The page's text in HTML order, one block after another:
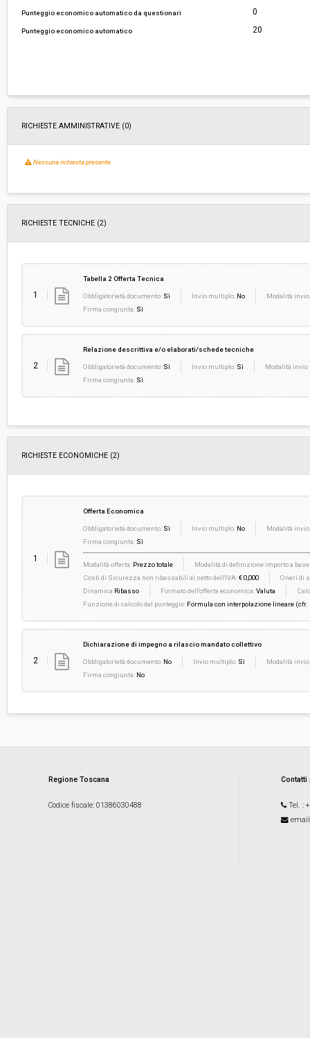
Punteggio economico automatico da questionari 0
Punteggio economico automatico 20
RICHIESTE AMMINISTRATIVE (0)
Nessuna richiesta presente
RICHIESTE TECNICHE (2)
1
Tabella 2 Offerta Tecnica
Obbligatorietà documento: Sì Invio multiplo: No
Modalità
Firma congiunta: Sì
2
Relazione descrittiva e/o elaborati/schede tecniche
Obbligatorietà documento: Sì Invio multiplo: Sì
Modalità invio
Firma congiunta: Sì
RICHIESTE ECONOMICHE (2)
1
Offerta Economica
Obbligatorietà documento: Sì Invio multiplo: No
Modalità
Firma congiunta: Sì
Modalità offerta: Prezzo totale
Modalità di definizione importo a base
Costi di Sicurezza non ribassabili al netto dell'IVA:€ 0,000
Oneri di
Dinamica Ribasso Formato dell'offerta economica:Valuta
Funzione di calcolo del punteggio: Formula con interpolazione lineare (cfr.
2
Dichiarazione di impegno a rilascio mandato collettivo
Obbligatorietà documento: No Invio multiplo: Sì
Modalità
Firma congiunta: No
Regione Toscana
Codice fiscale: 01386030488 Tel. :
email